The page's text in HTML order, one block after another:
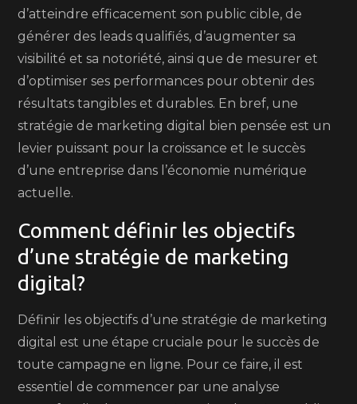
d’atteindre efficacement son public cible, de
générer des leads qualifiés, d’augmenter sa
visibilité et sa notoriété, ainsi que de mesurer et
d’optimiser ses performances pour obtenir des
résultats tangibles et durables. En bref, une
stratégie de marketing digital bien pensée est un
levier puissant pour la croissance et le succès
d’une entreprise dans l’économie numérique
actuelle.
Comment définir les objectifs
d’une stratégie de marketing
digital?
Définir les objectifs d’une stratégie de marketing
digital est une étape cruciale pour le succès de
toute campagne en ligne. Pour ce faire, il est
essentiel de commencer par une analyse